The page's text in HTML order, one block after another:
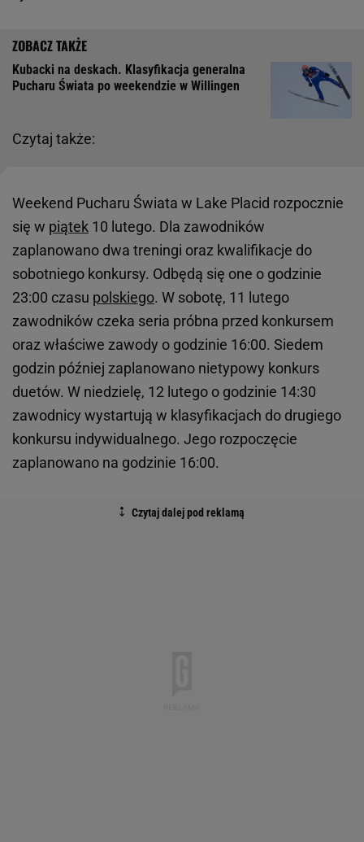
Czytaj także:
Kubacki na deskach. Klasyfikacja generalna
Pucharu Świata po weekendzie w Willingen
Weekend Pucharu Świata w Lake Placid rozpocznie
się w piątek 10 lutego. Dla zawodników
zaplanowano dwa treningi oraz kwalifikacje do
sobotniego konkursy. Odbędą się one o godzinie
23:00 czasu polskiego. W sobotę, 11 lutego
zawodników czeka seria próbna przed konkursem
oraz właściwe zawody o godzinie 16:00. Siedem
godzin później zaplanowano nietypowy konkurs
duetów. W niedzielę, 12 lutego o godzinie 14:30
zawodnicy wystartują w klasyfikacjach do drugiego
konkursu indywidualnego. Jego rozpoczęcie
zaplanowano na godzinie 16:00.